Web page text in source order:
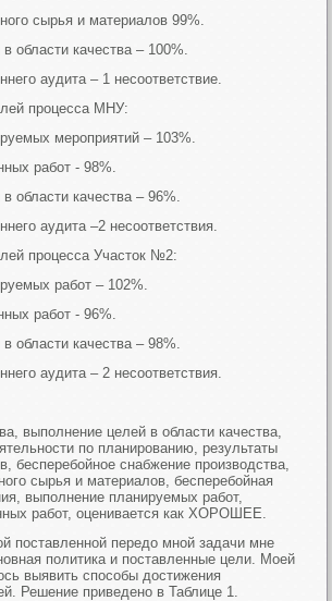
сырья и материалов 99%.
области качества – 100%.
аудита – 1 несоответствие.
процесса МНУ:
мероприятий – 103%.
работ - 98%.
области качества – 96%.
аудита –2 несоответствия.
процесса Участок №2:
работ – 102%.
работ - 96%.
области качества – 98%.
аудита – 2 несоответствия.
выполнение целей в области качества,
по планированию, результаты
бесперебойное снабжение производства,
сырья и материалов, бесперебойная
выполнение планируемых работ,
работ, оценивается как ХОРОШЕЕ.
поставленной передо мной задачи мне
политика и поставленные цели. Моей
выявить способы достижения
Решение приведено в Таблице 1.